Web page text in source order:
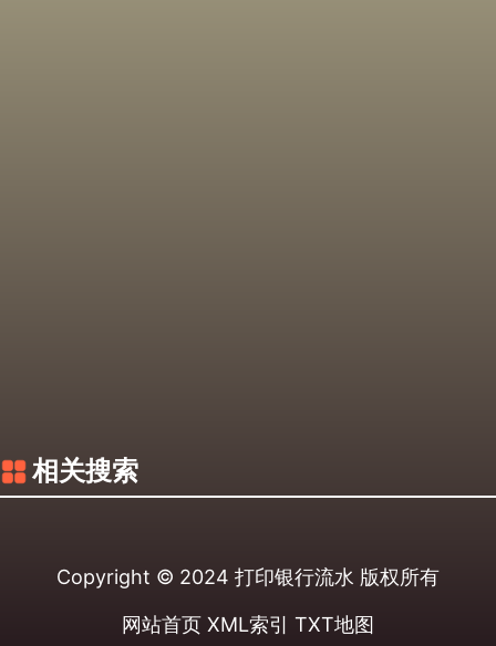
相关搜索
Copyright © 2024 打印银行流水 版权所有
网站首页 XML索引 TXT地图